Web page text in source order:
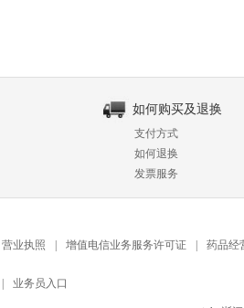
如何购买及退换
支付方式
如何退换
发票服务
营业执照 增值电信业务服务许可证 药品经
业务员入口